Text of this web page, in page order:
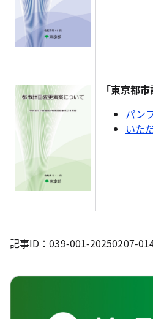
「東京都
パン
いた
記事ID：039-001-20250207-